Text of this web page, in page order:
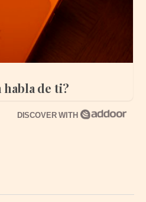
de ti?
DISCOVER WITH